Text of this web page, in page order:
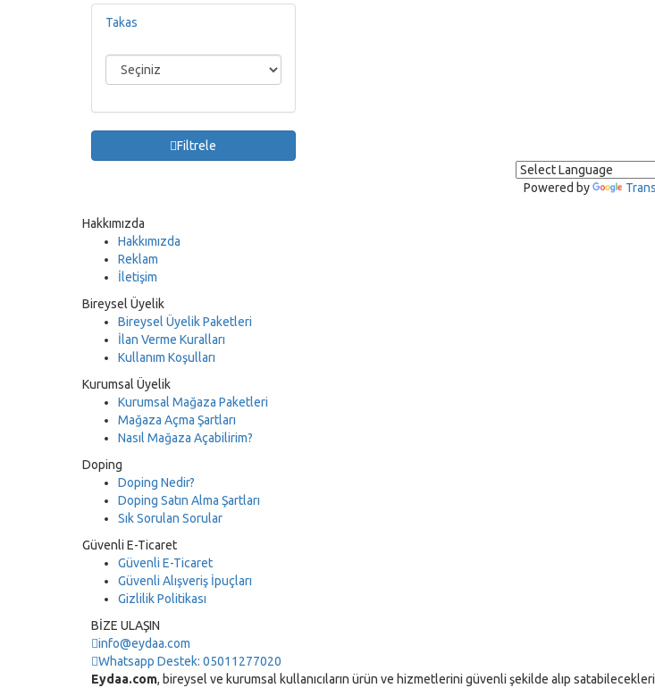
Takas
Filtrele
Powered by
Hakkımızda
Hakkımızda
Reklam
İletişim
Bireysel Üyelik
Bireysel Üyelik Paketleri
İlan Verme Kuralları
Kullanım Koşulları
Kurumsal Üyelik
Kurumsal Mağaza Paketleri
Mağaza Açma Şartları
Nasıl Mağaza Açabilirim?
Doping
Doping Nedir?
Doping Satın Alma Şartları
Sık Sorulan Sorular
Güvenli E-Ticaret
Güvenli E-Ticaret
Güvenli Alışveriş İpuçları
Gizlilik Politikası
BİZE ULAŞIN
info@eydaa.com
Whatsapp Destek: 05011277020
Eydaa.com, bireysel ve kurumsal kullanıcıların ürün ve hizmetlerini güvenli şekilde alıp satabilecekleri